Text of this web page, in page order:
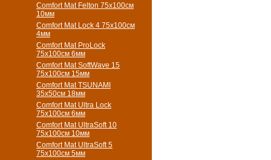
Comfort Mat Felton 75х100см
10мм
Comfort Mat Lock 4 75х100см
4мм
Comfort Mat ProLock
75х100см 6мм
Comfort Mat SoftWave 15
75х100см 15мм
Comfort Mat TSUNAMI
35х50см 18мм
Comfort Mat Ultra Lock
75х100см 6мм
Comfort Mat UltraSoft 10
75х100см 10мм
Comfort Mat UltraSoft 5
75х100см 5мм